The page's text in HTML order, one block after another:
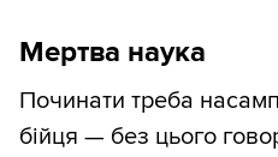
Мертва наука
Починати треба
бійця — без цього